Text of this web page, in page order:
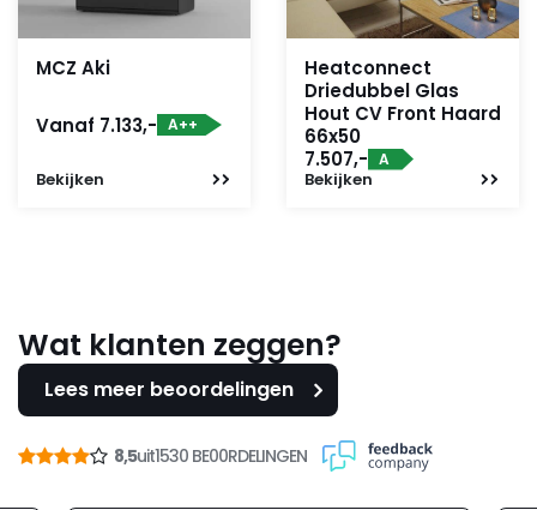
MCZ Aki
Vanaf 7.133,- A++
Bekijken
Heatconnect
Driedubbel Glas
Hout CV Front Haard
66x50
7.507,- A
Bekijken
Wat klanten zeggen?
Lees meer beoordelingen
8,5uit1530 BE00RDELINGEN